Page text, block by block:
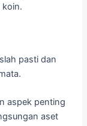
koin.
pasti dan
aspek penting
aset